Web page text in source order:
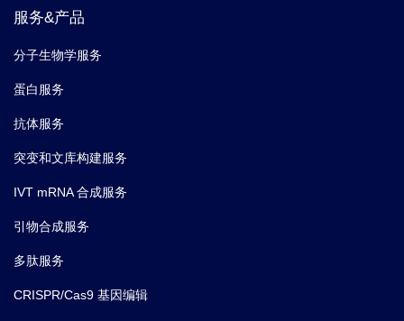
服务&产品
分子生物学服务
蛋白服务
抗体服务
突变和文库构建服务
IVT mRNA 合成服务
引物合成服务
多肽服务
CRISPR/Cas9 基因编辑